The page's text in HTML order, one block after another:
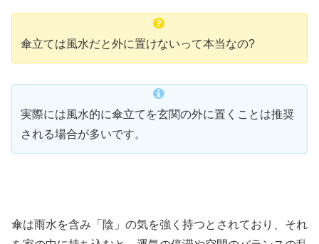
傘立ては風水だと外に置けないって本当なの?
実際には風水的に傘立てを玄関の外に置くことは推奨
される場合が多いです。
傘は雨水を含み「陰」の気を強く持つとされており、それ